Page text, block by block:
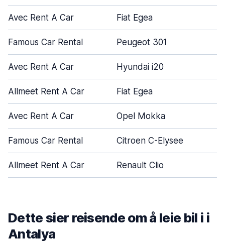
Avec Rent A Car Fiat Egea
Famous Car Rental Peugeot 301
Avec Rent A Car Hyundai i20
Allmeet Rent A Car Fiat Egea
Avec Rent A Car Opel Mokka
Famous Car Rental Citroen C-Elysee
Allmeet Rent A Car Renault Clio
Dette sier reisende om å leie bil i i
Antalya